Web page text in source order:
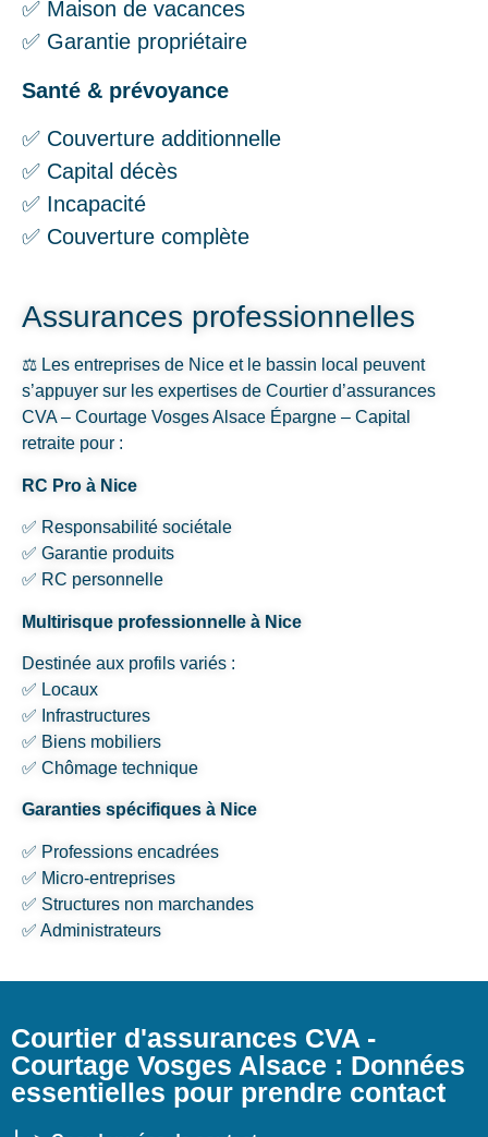
✅ Maison de vacances
✅ Garantie propriétaire
Santé & prévoyance
✅ Couverture additionnelle
✅ Capital décès
✅ Incapacité
✅ Couverture complète
Assurances professionnelles
⚖️ Les entreprises de Nice et le bassin local peuvent
s’appuyer sur les expertises de Courtier d’assurances
CVA – Courtage Vosges Alsace Épargne – Capital
retraite pour :
RC Pro à Nice
✅ Responsabilité sociétale
✅ Garantie produits
✅ RC personnelle
Multirisque professionnelle à Nice
Destinée aux profils variés :
✅ Locaux
✅ Infrastructures
✅ Biens mobiliers
✅ Chômage technique
Garanties spécifiques à Nice
✅ Professions encadrées
✅ Micro-entreprises
✅ Structures non marchandes
✅ Administrateurs
Courtier d'assurances CVA -
Courtage Vosges Alsace : Données
essentielles pour prendre contact